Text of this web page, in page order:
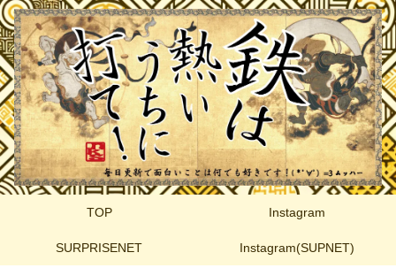
TOP Instagram
SURPRISENET Instagram(SUPNET)